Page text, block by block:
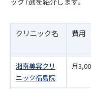
クリニック名 費用
湘南美容クリ
ニック福島院
月